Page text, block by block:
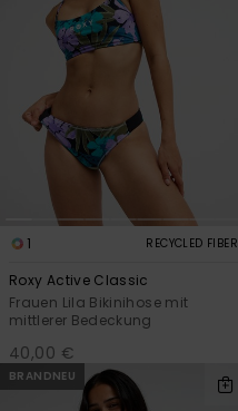
1 RECYCLED FIBER
Roxy Active Classic
Frauen Lila Bikinihose mit
mittlerer Bedeckung
40,00 €
BRANDNEU